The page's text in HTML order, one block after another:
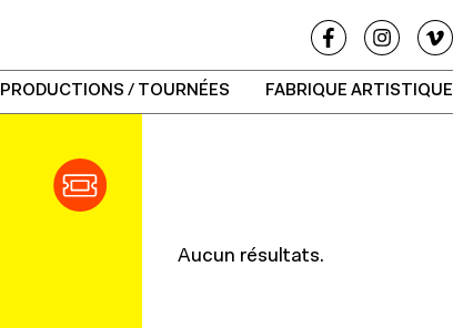
PRODUCTIONS / TOURNÉES FABRIQUE ARTISTIQUE
Aucun résultats.